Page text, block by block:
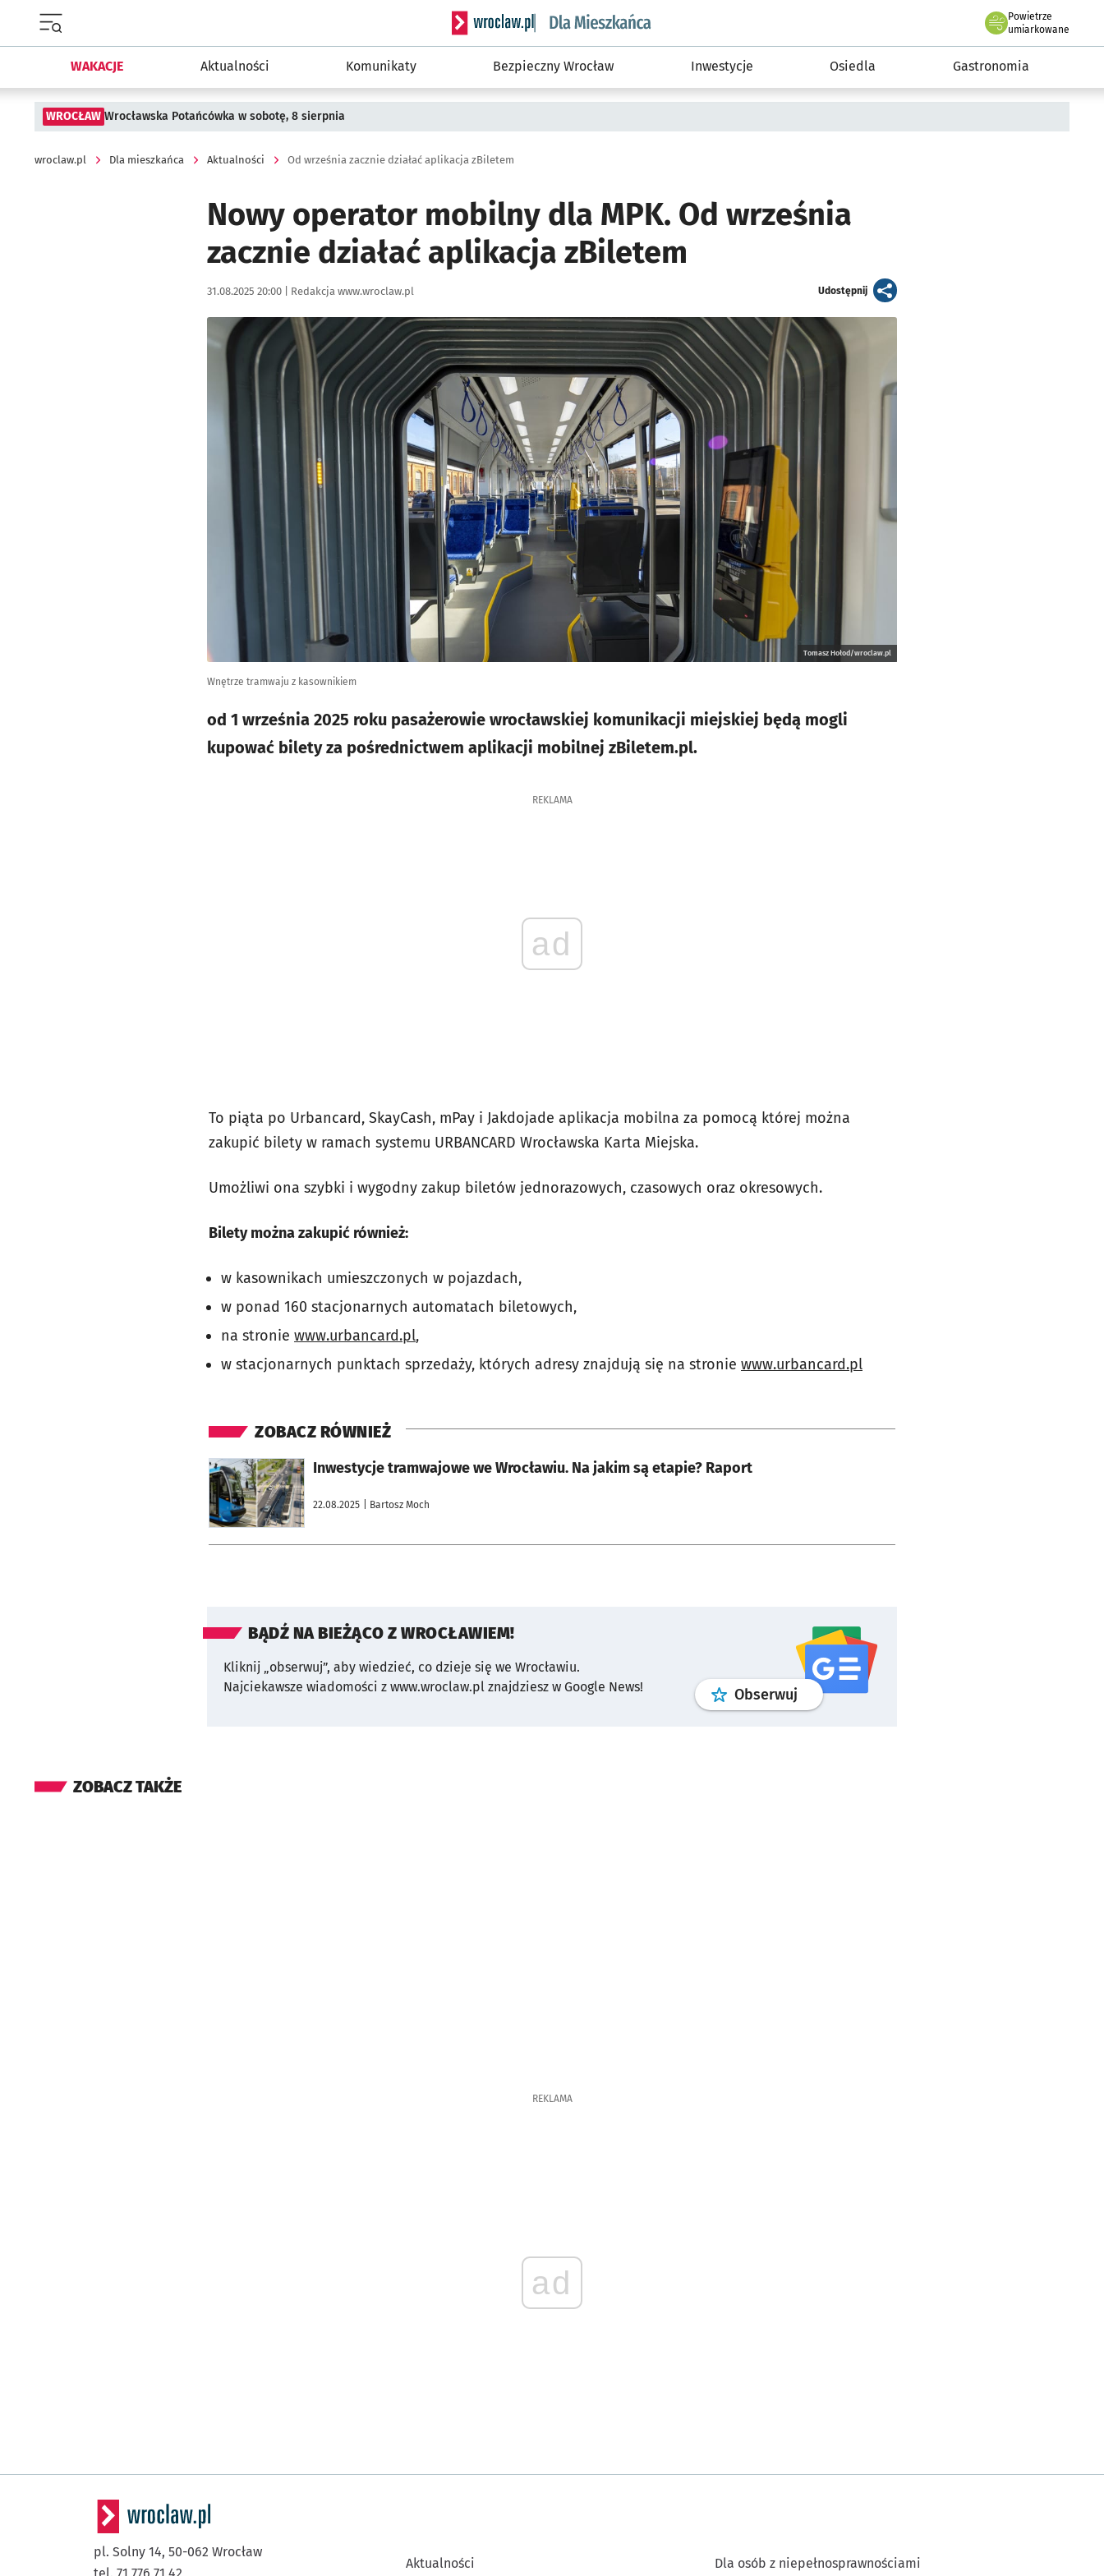
Serwis informacyjny wroclaw.pl podserwis: Dla mieszkańca
Powietrze
we Wrocławiu
umiarkowane
WAKACJE Aktualności Komunikaty Bezpieczny Wrocław Inwestycje Osiedla Gastronomia
WROCŁAW Wrocławska Potańcówka w sobotę, 8 sierpnia
wroclaw.pl Dla mieszkańca Aktualności Od września zacznie działać aplikacja zBiletem
Nowy operator mobilny dla MPK. Od września
zacznie działać aplikacja zBiletem
Data publikacji:
31.08.2025 20:00 | Autor:
Redakcja www.wroclaw.pl Udostępnijartykuł
Kliknij, aby powiększyć
Tomasz Hołod/wroclaw.pl
Wnętrze tramwaju z kasownikiem
od 1 września 2025 roku pasażerowie wrocławskiej komunikacji miejskiej będą mogli
kupować bilety za pośrednictwem aplikacji mobilnej zBiletem.pl.
REKLAMA
ad
To piąta po Urbancard, SkayCash, mPay i Jakdojade aplikacja mobilna za pomocą której można
zakupić bilety w ramach systemu URBANCARD Wrocławska Karta Miejska.
Umożliwi ona szybki i wygodny zakup biletów jednorazowych, czasowych oraz okresowych.
Bilety można zakupić również:
w kasownikach umieszczonych w pojazdach,
w ponad 160 stacjonarnych automatach biletowych,
na stronie www.urbancard.pl,
w stacjonarnych punktach sprzedaży, których adresy znajdują się na stronie www.urbancard.pl
ZOBACZ RÓWNIEŻ
Inwestycje tramwajowe we Wrocławiu. Na jakim są etapie? Raport
22.08.2025 | Bartosz Moch
otworzy się w nowej karcie
BĄDŹ NA BIEŻĄCO Z WROCŁAWIEM!
Kliknij „obserwuj”, aby wiedzieć, co dzieje się we Wrocławiu.
Najciekawsze wiadomości z www.wroclaw.pl znajdziesz w Google News!
Obserwuj profilgoogle news
ZOBACZ TAKŻE
REKLAMA
ad
pl. Solny 14, 50-062 Wrocław
tel. 71 776 71 42
Aktualności Dla osób z niepełnosprawnościami